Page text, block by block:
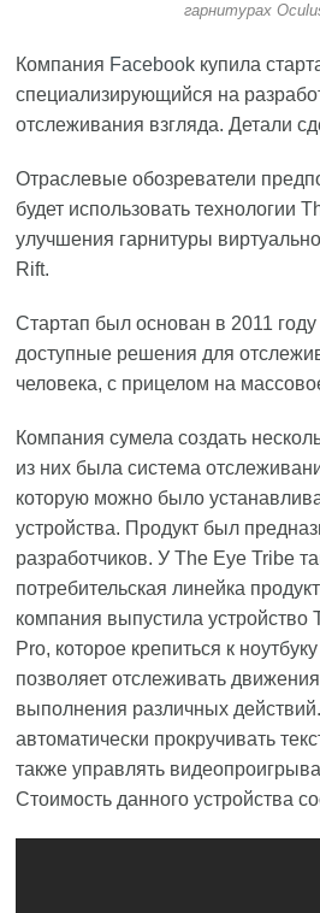
гарнитурах
Компания Facebook купила
специализирующийся на
отслеживания взгляда. Детали
Отраслевые обозреватели
будет использовать технологии
улучшения гарнитуры
Rift.
Стартап был основан в 2011
доступные решения для
человека, с прицелом на
Компания сумела создать
из них была система
которую можно было
устройства. Продукт был
разработчиков. У The Eye Tribe
потребительская линейка
компания выпустила устройство
Pro, которое крепиться к
позволяет отслеживать
выполнения различных
автоматически прокручивать
также управлять
Стоимость данного устройства